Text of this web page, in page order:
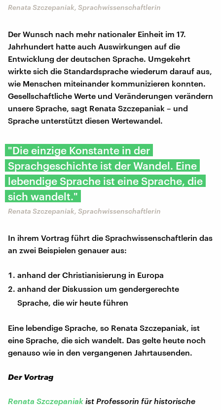
Renata Szczepaniak, Sprachwissenschaftlerin
Der Wunsch nach mehr nationaler Einheit im 17.
Jahrhundert hatte auch Auswirkungen auf die
Entwicklung der deutschen Sprache. Umgekehrt
wirkte sich die Standardsprache wiederum darauf aus,
wie Menschen miteinander kommunizieren konnten.
Gesellschaftliche Werte und Veränderungen verändern
unsere Sprache, sagt Renata Szczepaniak – und
Sprache unterstützt diesen Wertewandel.
"Die einzige Konstante in der
Sprachgeschichte ist der Wandel. Eine
lebendige Sprache ist eine Sprache, die
sich wandelt."
Renata Szczepaniak, Sprachwissenschaftlerin
In ihrem Vortrag führt die Sprachwissenschaftlerin das
an zwei Beispielen genauer aus:
anhand der Christianisierung in Europa
anhand der Diskussion um gendergerechte
Sprache, die wir heute führen
Eine lebendige Sprache, so Renata Szczepaniak, ist
eine Sprache, die sich wandelt. Das gelte heute noch
genauso wie in den vergangenen Jahrtausenden.
Der Vortrag
Renata Szczepaniak ist Professorin für historische